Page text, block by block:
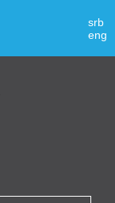
srb
eng